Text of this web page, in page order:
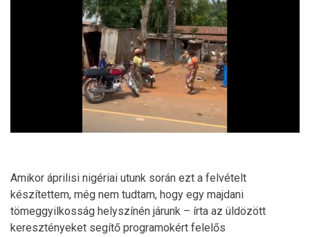
Amikor áprilisi nigériai utunk során ezt a felvételt
készítettem, még nem tudtam, hogy egy majdani
tömeggyilkosság helyszínén járunk – írta az üldözött
keresztényeket segítő programokért felelős